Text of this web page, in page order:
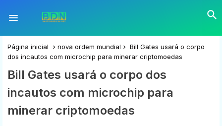
Página inicial nova ordem mundial
Bill Gates usará o corpo
dos incautos com microchip para minerar criptomoedas
Bill Gates usará o corpo dos
incautos com microchip para
minerar criptomoedas